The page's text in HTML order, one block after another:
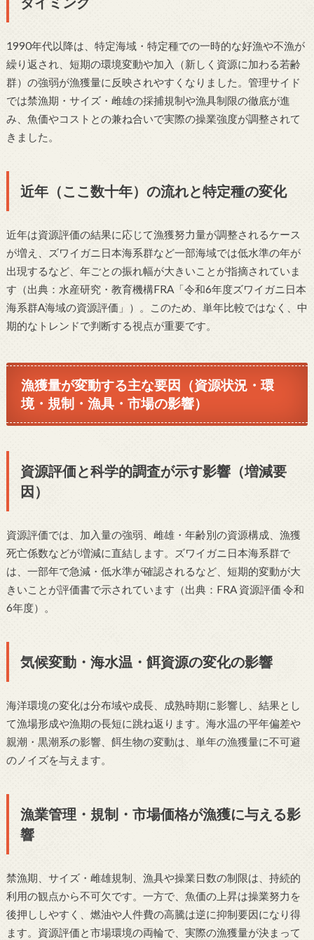
1990年代以降は、特定海域・特定種での一時的な好漁や不漁が
繰り返され、短期の環境変動や加入（新しく資源に加わる若齢
群）の強弱が漁獲量に反映されやすくなりました。管理サイド
では禁漁期・サイズ・雌雄の採捕規制や漁具制限の徹底が進
み、魚価やコストとの兼ね合いで実際の操業強度が調整されて
きました。
近年（ここ数十年）の流れと特定種の変化
近年は資源評価の結果に応じて漁獲努力量が調整されるケース
が増え、ズワイガニ日本海系群など一部海域では低水準の年が
出現するなど、年ごとの振れ幅が大きいことが指摘されていま
す（出典：水産研究・教育機構FRA「令和6年度ズワイガニ日本
海系群A海域の資源評価」）。このため、単年比較ではなく、中
期的なトレンドで判断する視点が重要です。
漁獲量が変動する主な要因（資源状況・環
境・規制・漁具・市場の影響）
資源評価と科学的調査が示す影響（増減要
因）
資源評価では、加入量の強弱、雌雄・年齢別の資源構成、漁獲
死亡係数などが増減に直結します。ズワイガニ日本海系群で
は、一部年で急減・低水準が確認されるなど、短期的変動が大
きいことが評価書で示されています（出典：FRA 資源評価 令和
6年度）。
気候変動・海水温・餌資源の変化の影響
海洋環境の変化は分布域や成長、成熟時期に影響し、結果とし
て漁場形成や漁期の長短に跳ね返ります。海水温の平年偏差や
親潮・黒潮系の影響、餌生物の変動は、単年の漁獲量に不可避
のノイズを与えます。
漁業管理・規制・市場価格が漁獲に与える影
響
禁漁期、サイズ・雌雄規制、漁具や操業日数の制限は、持続的
利用の観点から不可欠です。一方で、魚価の上昇は操業努力を
後押ししやすく、燃油や人件費の高騰は逆に抑制要因になり得
ます。資源評価と市場環境の両輪で、実際の漁獲量が決まって